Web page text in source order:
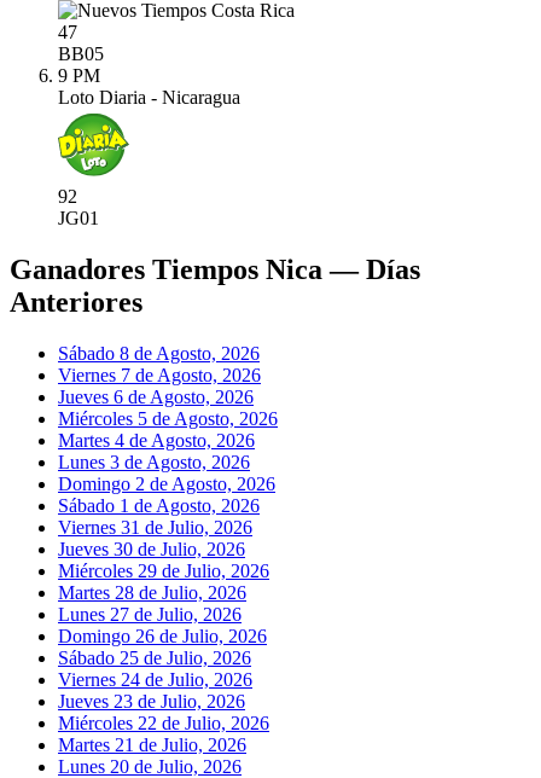
47
BB05
9 PM
Loto Diaria - Nicaragua
92
JG01
Ganadores Tiempos Nica — Días
Anteriores
Sábado 8 de Agosto, 2026
Viernes 7 de Agosto, 2026
Jueves 6 de Agosto, 2026
Miércoles 5 de Agosto, 2026
Martes 4 de Agosto, 2026
Lunes 3 de Agosto, 2026
Domingo 2 de Agosto, 2026
Sábado 1 de Agosto, 2026
Viernes 31 de Julio, 2026
Jueves 30 de Julio, 2026
Miércoles 29 de Julio, 2026
Martes 28 de Julio, 2026
Lunes 27 de Julio, 2026
Domingo 26 de Julio, 2026
Sábado 25 de Julio, 2026
Viernes 24 de Julio, 2026
Jueves 23 de Julio, 2026
Miércoles 22 de Julio, 2026
Martes 21 de Julio, 2026
Lunes 20 de Julio, 2026